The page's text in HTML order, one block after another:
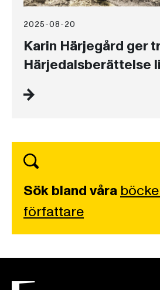
2025-08-20
Karin Härjegård ger
Härjedalsberättelse
Sök bland våra
författare